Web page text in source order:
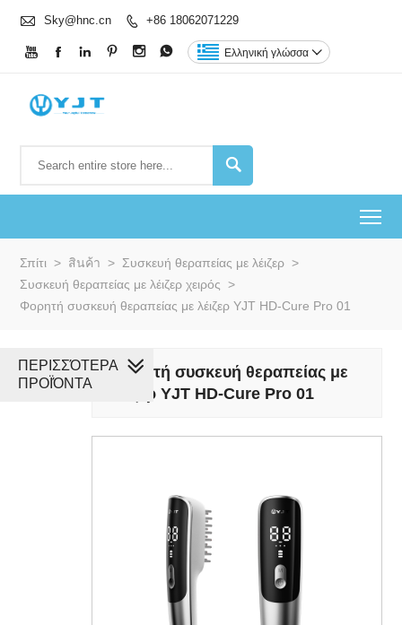
 Sky@hnc.cn  +86 18062071229
      Ελληνική γλώσσα 

Σπίτι > สินค้า > Συσκευή θεραπείας με λέιζερ >
Συσκευή θεραπείας με λέιζερ χειρός >
Φορητή συσκευή θεραπείας με λέιζερ YJT HD-Cure Pro 01
Φορητή συσκευή θεραπείας με
λέιζερ YJT HD-Cure Pro 01
ΠΕΡΙΣΣΌΤΕΡΑ
ΠΡΟΪΌΝΤΑ